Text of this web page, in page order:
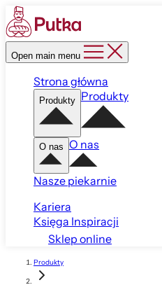
Open main menu
Strona główna
Produkty Produkty
O nas O nas
Nasze piekarnie
Kariera
Księga Inspiracji
Sklep online
Produkty